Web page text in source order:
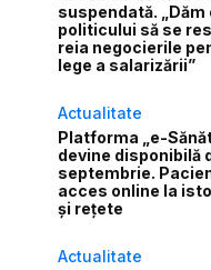
suspendată. „Dăm
politicului să se
reia negocierile
lege a salarizării”
Actualitate
Platforma „e-
devine disponibilă
septembrie.
acces online la
și rețete
Actualitate